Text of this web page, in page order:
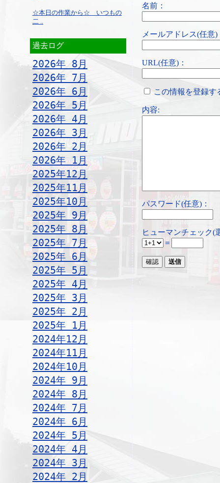
☆本日の作業から☆ いつもの
二 ..
過去ログ
2026年 8月
2026年 7月
2026年 6月
2026年 5月
2026年 4月
2026年 3月
2026年 2月
2026年 1月
2025年12月
2025年11月
2025年10月
2025年 9月
2025年 8月
2025年 7月
2025年 6月
2025年 5月
2025年 4月
2025年 3月
2025年 2月
2025年 1月
2024年12月
2024年11月
2024年10月
2024年 9月
2024年 8月
2024年 7月
2024年 6月
2024年 5月
2024年 4月
2024年 3月
2024年 2月
名前：
メールアドレス(任意)
URL(任意)：
この情報を登録す
内容:
パスワード(任意)：
ヒューマンチェック(
＝